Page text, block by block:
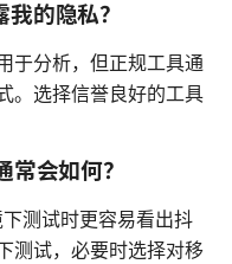
的隐私？
于分析，但正规工具通
。选择信誉良好的工具
会如何？
测试时更容易看出抖
测试，必要时选择对移